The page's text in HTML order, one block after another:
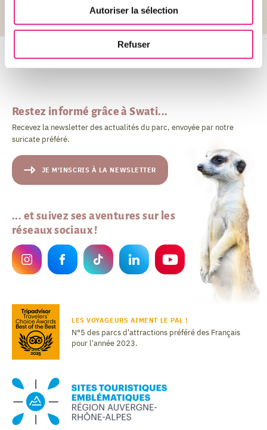
Autoriser la sélection
Refuser
grâce au plan interactif.
Restez informé grâce à Swati...
Recevez la newsletter des actualités du parc, envoyée par notre
suricate préféré.
JE M'INSCRIS À LA NEWSLETTER
... et suivez ses aventures sur les
réseaux sociaux !
LES VOYAGEURS AIMENT LE PAL !
N°5 des parcs d'attractions préféré des Français
pour l'année 2023.